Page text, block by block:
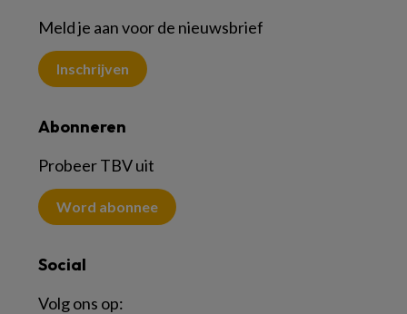
Meld je aan voor de nieuwsbrief
Inschrijven
Abonneren
Probeer TBV uit
Word abonnee
Social
Volg ons op: